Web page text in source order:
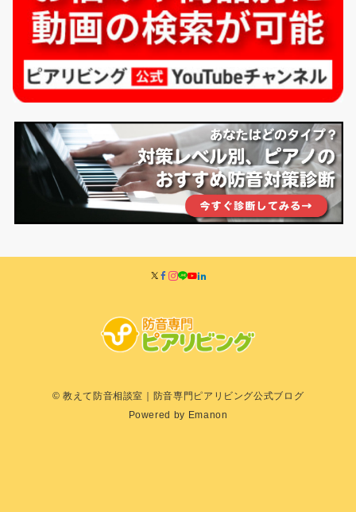
© 教えて防音相談室｜防音専門ピアリビング公式ブログ
Powered by Emanon